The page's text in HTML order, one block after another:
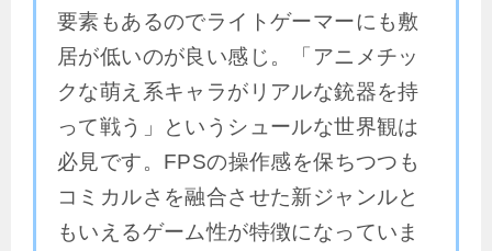
要素もあるのでライトゲーマーにも敷
居が低いのが良い感じ。「アニメチッ
クな萌え系キャラがリアルな銃器を持
って戦う」というシュールな世界観は
必見です。FPSの操作感を保ちつつも
コミカルさを融合させた新ジャンルと
もいえるゲーム性が特徴になっていま